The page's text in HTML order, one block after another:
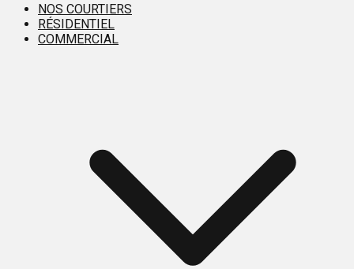
NOS COURTIERS
RÉSIDENTIEL
COMMERCIAL